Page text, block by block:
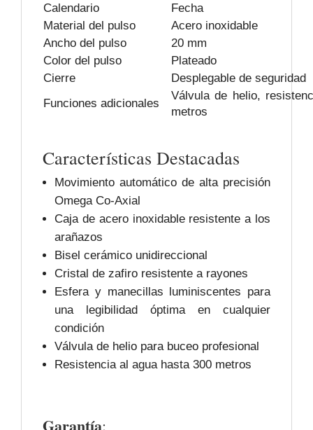
Calendario
Fecha
Material del pulso
Acero inoxidable
Ancho del pulso
20 mm
Color del pulso
Plateado
Cierre
Desplegable de seguridad
Funciones adicionales
Válvula de helio,
metros
Características Destacadas
Movimiento automático de alta precisión
Omega Co-Axial
Caja de acero inoxidable resistente a los
arañazos
Bisel cerámico unidireccional
Cristal de zafiro resistente a rayones
Esfera y manecillas luminiscentes para
una legibilidad óptima en cualquier
condición
Válvula de helio para buceo profesional
Resistencia al agua hasta 300 metros
Garantía: